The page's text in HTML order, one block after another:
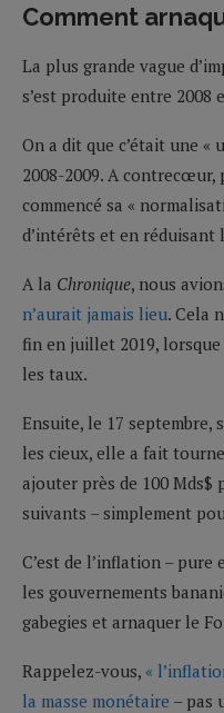
Comment
La plus grande vague
s’est produite entre 2008
On a dit que c’était une «
2008-2009. A contrecœur,
commencé sa «
d’intérêts et en réduisant
A la Chronique, nous
n’aurait jamais lieu. Cela
fin en juillet 2019, lorsque
les taux.
Ensuite, le 17 septembre,
les cieux, elle a fait
ajouter près de 100 Mds$
suivants – simplement
C’est de l’inflation – pure
les gouvernements
gabegies et arnaquer le
Rappelez-vous, «
la masse monétaire – pas